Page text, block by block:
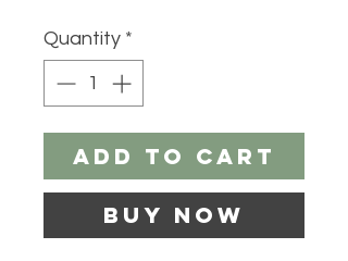
Quantity *
Add to Cart
Buy Now